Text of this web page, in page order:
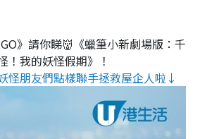
》請你睇👹《蠟筆小新劇場版：千
！我的妖怪假期》！
怪朋友們點樣聯手拯救屋企人啦↓